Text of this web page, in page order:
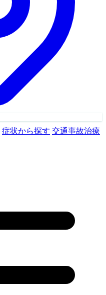
症状から探す 交通事故治療